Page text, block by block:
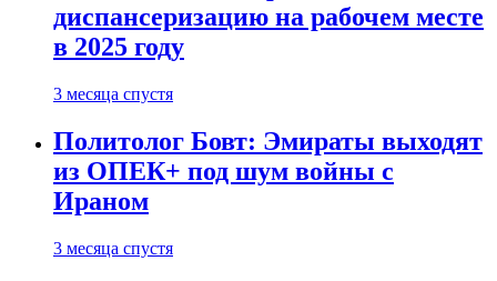
диспансеризацию на рабочем месте
в 2025 году
3 месяца спустя
Политолог Бовт: Эмираты выходят
из ОПЕК+ под шум войны с
Ираном
3 месяца спустя